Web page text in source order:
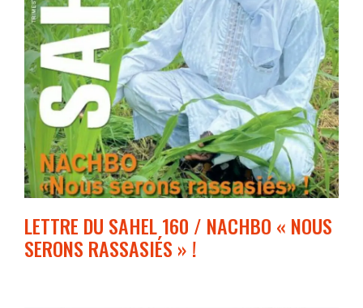
LETTRE DU SAHEL 160 / NACHBO « NOUS
SERONS RASSASIÉS » !